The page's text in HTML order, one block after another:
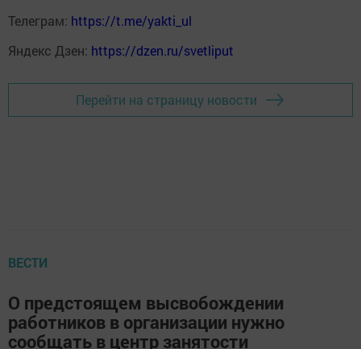
Телеграм: https://t.me/yakti_ul
Яндекс Дзен: https://dzen.ru/svetliput
Перейти на страницу новости
ВЕСТИ
О предстоящем высвобождении
работников в организации нужно
сообщать в центр занятости